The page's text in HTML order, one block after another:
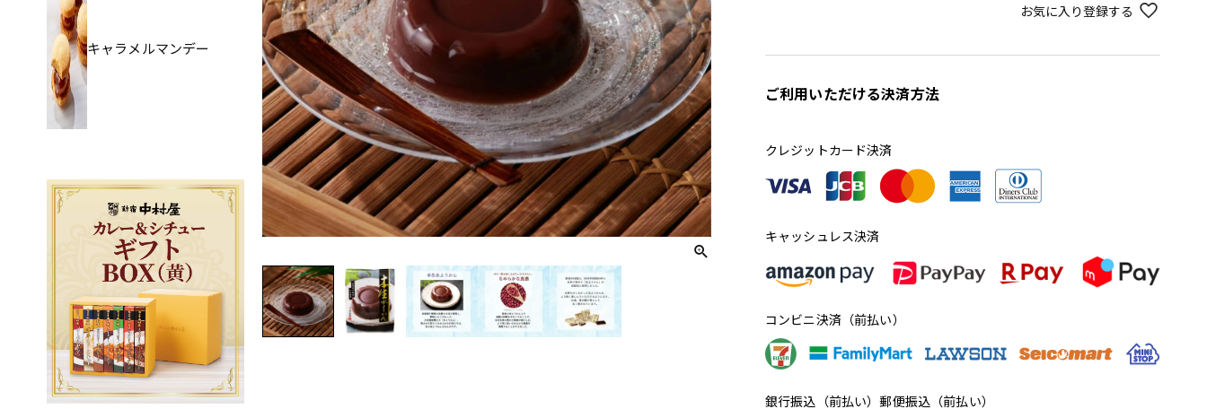
キャラメルマンデー
お気に入り登録する
ご利用いただける決済方法
クレジットカード決済
キャッシュレス決済
コンビニ決済（前払い）
銀行振込（前払い）郵便振込（前払い）